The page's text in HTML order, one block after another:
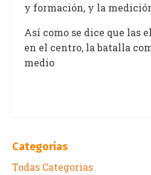
y formación, y la
Así como se dice que las
en el centro, la batalla
medio
Categorias
Todas Categorias